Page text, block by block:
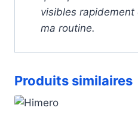
visibles
ma routine.
Produits similaires